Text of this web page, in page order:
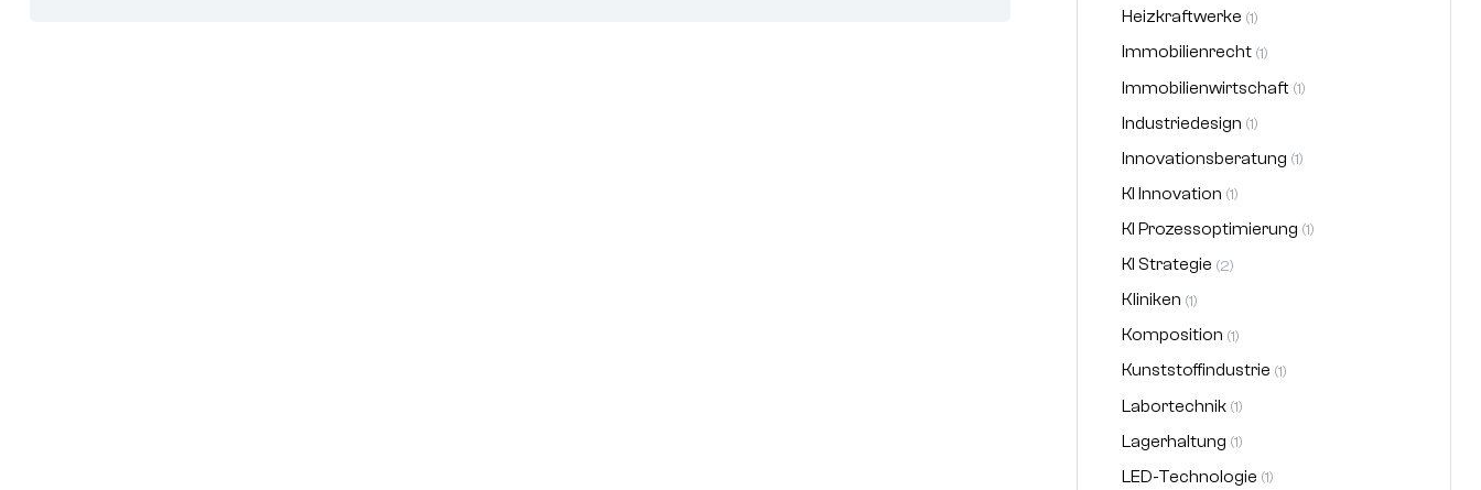
Heizkraftwerke (1)
Immobilienrecht (1)
Immobilienwirtschaft (1)
Industriedesign (1)
Innovationsberatung (1)
KI Innovation (1)
KI Prozessoptimierung (1)
KI Strategie (2)
Kliniken (1)
Komposition (1)
Kunststoffindustrie (1)
Labortechnik (1)
Lagerhaltung (1)
LED-Technologie (1)